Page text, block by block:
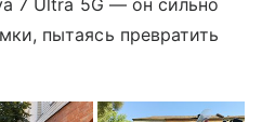
7 Ultra 5G — он сильно
пытаясь превратить